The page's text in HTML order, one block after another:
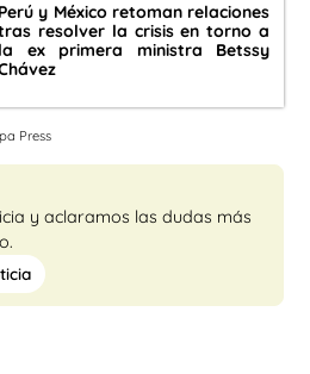
Perú y México retoman relaciones
resolver la crisis en torno a
la ex primera ministra Betssy
Press
y aclaramos las dudas más